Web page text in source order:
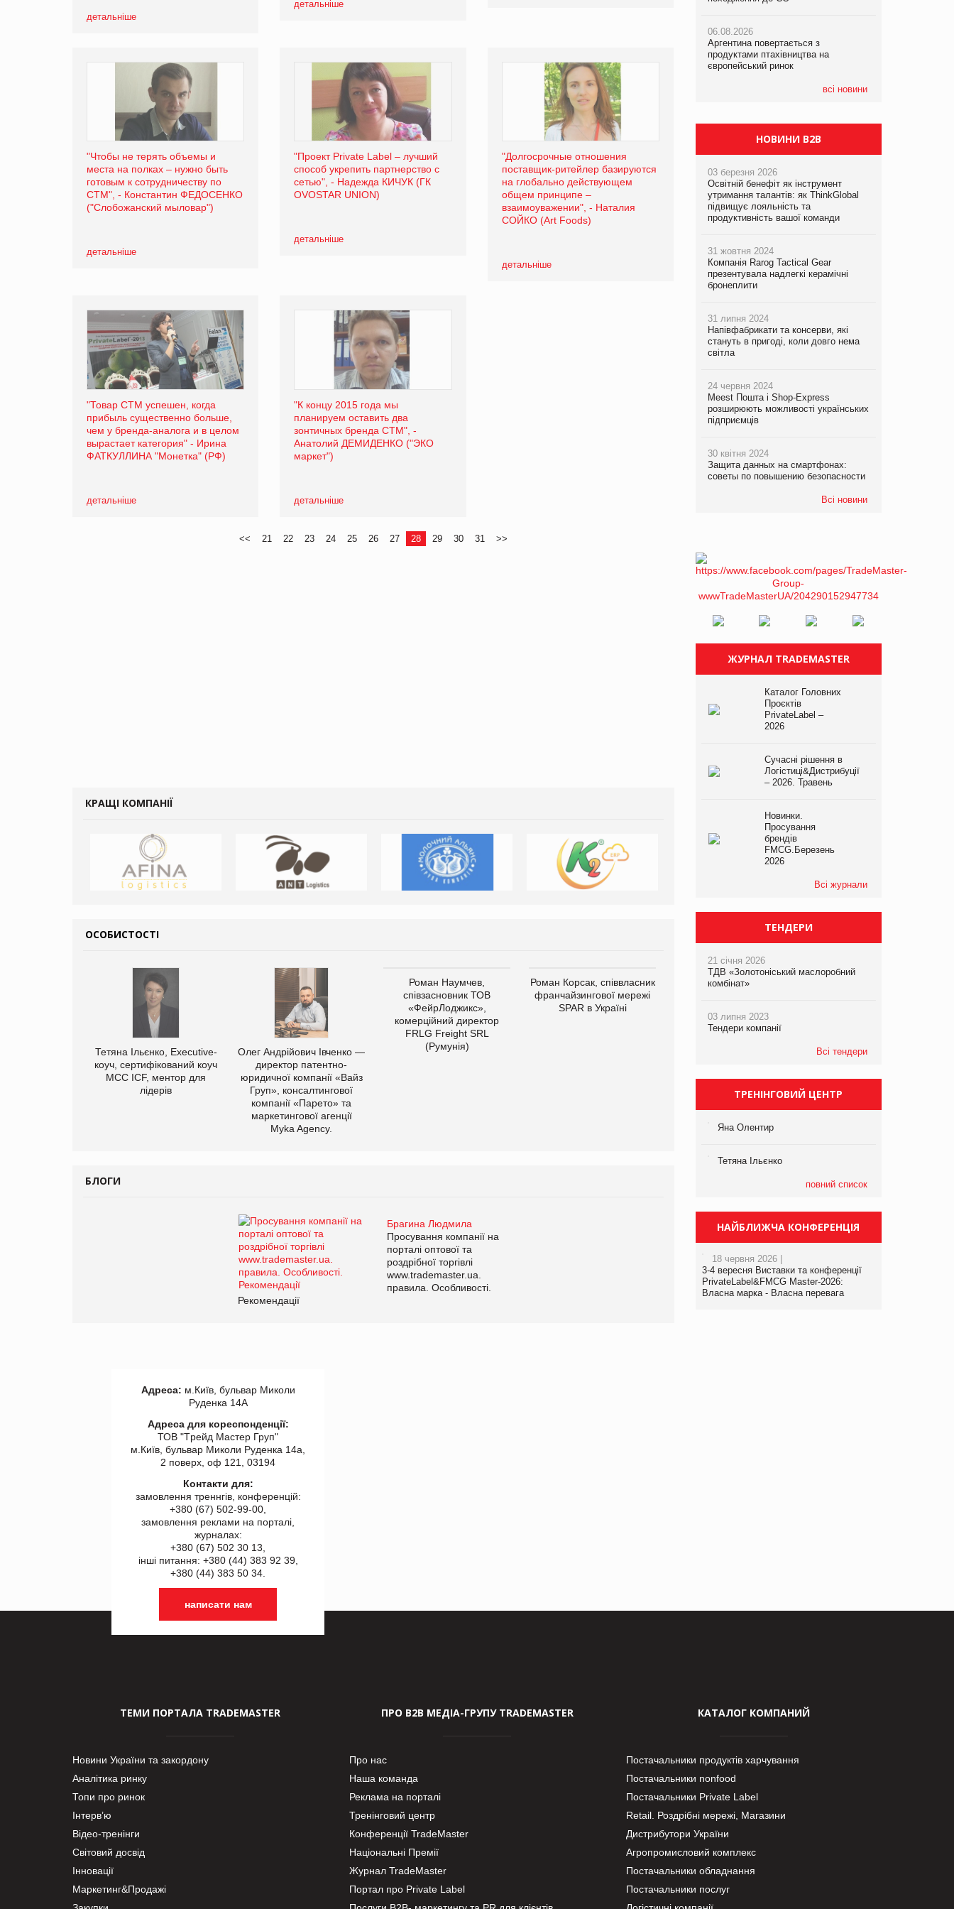
детальніше
детальніше
"Чтобы не терять объемы и
места на полках – нужно быть
готовым к сотрудничеству по
СТМ", - Константин ФЕДОСЕНКО
("Слобожанский мыловар")
детальніше
"Проект Private Label – лучший
способ укрепить партнерство с
сетью", - Надежда КИЧУК (ГК
OVOSTAR UNION)
детальніше
"Долгосрочные отношения
поставщик-ритейлер базируются
на глобально действующем
общем принципе –
взаимоуважении", - Наталия
СОЙКО (Art Foods)
детальніше
"Товар СТМ успешен, когда
прибыль существенно больше,
чем у бренда-аналога и в целом
вырастает категория" - Ирина
ФАТКУЛЛИНА "Монетка" (РФ)
детальніше
"К концу 2015 года мы
планируем оставить два
зонтичных бренда СТМ", -
Анатолий ДЕМИДЕНКО ("ЭКО
маркет")
детальніше
<< 21 22 23 24 25 26 27 28 29 30 31 >>
КРАЩІ КОМПАНІЇ
ОСОБИСТОСТІ
Тетяна Ільєнко, Executive-
коуч, сертифікований коуч
МСС ICF, ментор для
лідерів
Олег Андрійович Івченко —
директор патентно-
юридичної компанії «Вайз
Груп», консалтингової
компанії «Парето» та
маркетингової агенції
Myka Agency.
Роман Наумчев,
співзасновник ТОВ
«ФейрЛоджикс»,
комерційний директор
FRLG Freight SRL
(Румунія)
Роман Корсак, співвласник
франчайзингової мережі
SPAR в Україні
Олексій Логачов-Михайлов
виробництва
БЛОГИ
Брагина Людмила
Просування компанії на
порталі оптової та
роздрібної торгівлі
www.trademaster.ua.
правила. Особливості.
Рекомендації
06.08.2026
Аргентина повертається з
продуктами птахівництва на
європейський ринок
всі новини
05.08.2026
Смачне поповнення дитячого меню:
у VARUS з’явилися новинки від ТМ
ТОКЕРИ
хлібобулочні вироби на
PrivateLabel&FMCG Master 2026
06.08.2026
Аргентина повертається з
продуктами птахівництва на
європейський ринок
НОВИНИ B2B
03 березня 2026
Освітній бенефіт як інструмент
утримання талантів: як ThinkGlobal
підвищує лояльність та
продуктивність вашої команди
31 жовтня 2024
Компанія Rarog Tactical Gear
презентувала надлегкі керамічні
бронеплити
31 липня 2024
Напівфабрикати та консерви, які
стануть в пригоді, коли довго нема
світла
24 червня 2024
Meest Пошта і Shop-Express
розширюють можливості українських
підприємців
30 квітня 2024
Защита данных на смартфонах:
советы по повышению безопасности
Всі новини
ЖУРНАЛ TRADEMASTER
Каталог Головних
Проєктів
PrivateLabel –
2026
Сучасні рішення в
Логістиці&Дистрибуції
– 2026. Травень
Новинки.
Просування
брендів
FMCG.Березень
2026
Всі журнали
ТЕНДЕРИ
21 січня 2026
ТДВ «Золотоніський маслоробний
комбінат»
03 липня 2023
Тендери компанії
Всі тендери
ТРЕНІНГОВИЙ ЦЕНТР
Яна Олентир
Тетяна Ільєнко
повний список
НАЙБЛИЖЧА КОНФЕРЕНЦІЯ
18 червня 2026 |
3-4 вересня Виставки та конференції
PrivateLabel&FMCG Master-2026:
Власна марка - Власна перевага
Адреса: м.Київ, бульвар Миколи
Руденка 14А
Адреса для кореспонденції:
ТОВ "Tрейд Мастер Груп"
м.Київ, бульвар Миколи Руденка 14а,
2 поверх, оф 121, 03194
Контакти для:
замовлення треннгів, конференцій:
+380 (67) 502-99-00,
замовлення реклами на порталі,
журналах:
+380 (67) 502 30 13,
інші питання: +380 (44) 383 92 39,
+380 (44) 383 50 34.
написати нам
ТЕМИ ПОРТАЛА TRADEMASTER
Новини України та закордону
Аналітика ринку
Топи про ринок
Інтерв’ю
Відео-тренінги
Світовий досвід
Інновації
Маркетинг&Продажі
ПРО В2В МЕДІА-ГРУПУ TRADEMASTER
Про нас
Наша команда
Реклама на порталі
Тренінговий центр
Конференції TradeMaster
Національні Премії
Журнал TradeMaster
Портал про Private Label
КАТАЛОГ КОМПАНИЙ
Постачальники продуктів харчування
Постачальники nonfood
Постачальники Private Label
Retail. Роздрібні мережі, Магазини
Дистрибутори України
Агропромисловий комплекс
Постачальники обладнання
Постачальники послуг